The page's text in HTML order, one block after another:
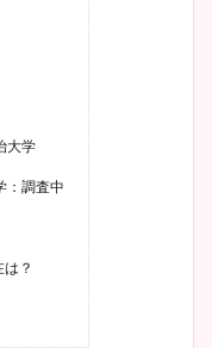
大学
：調査中
？